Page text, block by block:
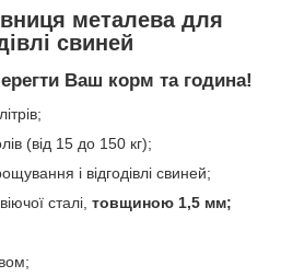
металева для
свиней
Ваш корм та година!
(від 15 до 150 кг);
і відгодівлі свиней;
сталі, товщиною 1,5 мм;